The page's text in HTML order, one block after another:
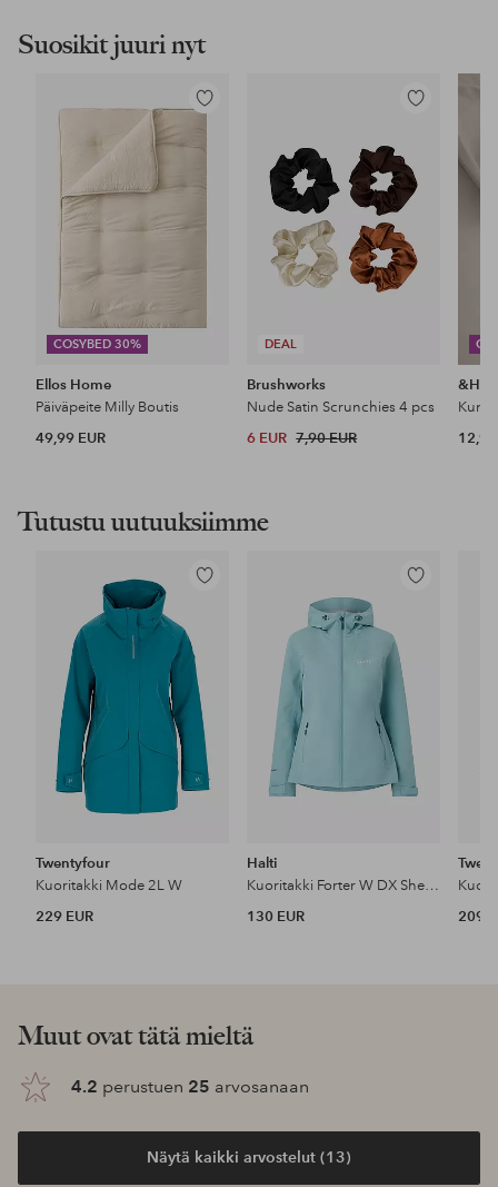
Suosikit juuri nyt
COSYBED 30%
Lisää
Ellos Home
Päiväpeite Milly Boutis
49,99 EUR
DEAL
Lisää
Brushworks
Nude Satin Scrunchies 4 pcs
6 EUR 7,90 EUR 12,99
Tutustu uutuuksiimme
Lisää
Twentyfour
Kuoritakki Mode 2L W
229 EUR
Lisää
Halti
Kuoritakki Forter W DX Shell Jacket
130 EUR
209
Muut ovat tätä mieltä
4.2 perustuen 25 arvosanaan
Näytä kaikki arvostelut (13)